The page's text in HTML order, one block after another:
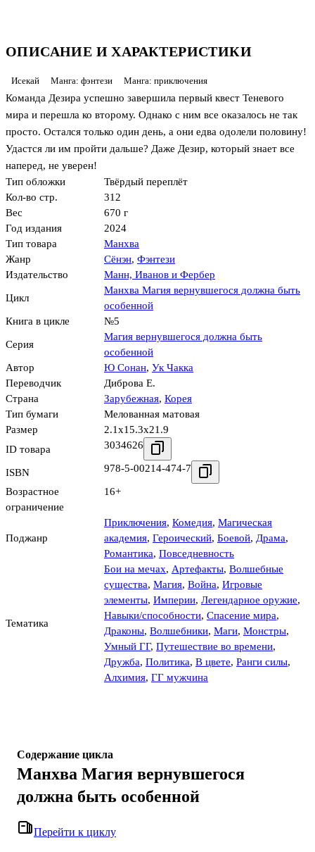
ОПИСАНИЕ И ХАРАКТЕРИСТИКИ
Исекай Манга: фэнтези Манга: приключения
Команда Дезира успешно завершила первый квест Теневого
мира и перешла ко второму. Однако с ним все оказалось не так
просто. Остался только один день, а они едва одолели половину!
Удастся ли им пройти дальше? Даже Дезир, который знает все
наперед, не уверен!
Тип обложки
Твёрдый переплёт
Кол-во стр.
312
Вес
670 г
Год издания
2024
Тип товара
Манхва
Жанр
Сёнэн, Фэнтези
Издательство
Манн, Иванов и Фербер
Цикл
Манхва Магия вернувшегося должна быть
особенной
Книга в цикле
№5
Серия
Магия вернувшегося должна быть
особенной
Автор
Ю Сонан, Ук Чакка
Переводчик
Диброва Е.
Страна
Зарубежная, Корея
Тип бумаги
Мелованная матовая
Размер
2.1x15.3x21.9
ID товара
3034626
ISBN 978-5-00214-474-7
Возрастное
ограничение
16+
Поджанр
Приключения, Комедия, Магическая
академия, Героический, Боевой, Драма,
Романтика, Повседневность
Тематика
Бои на мечах, Артефакты, Волшебные
существа, Магия, Война, Игровые
элементы, Империи, Легендарное оружие,
Навыки/способности, Спасение мира,
Драконы, Волшебники, Маги, Монстры,
Умный ГГ, Путешествие во времени,
Дружба, Политика, В цвете, Ранги силы,
Алхимия, ГГ мужчина
Содержание цикла
Манхва Магия вернувшегося
должна быть особенной
Перейти к циклу